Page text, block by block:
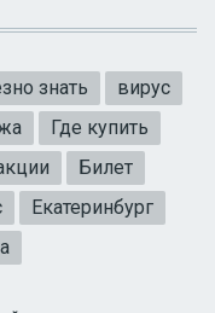
знать
вирус
Где купить
Билет
Екатеринбург